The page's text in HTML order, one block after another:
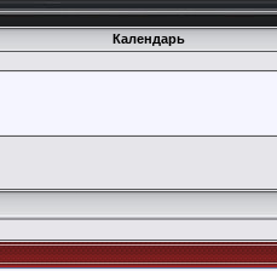
Календарь